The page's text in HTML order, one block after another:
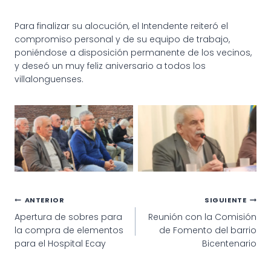
Para finalizar su alocución, el Intendente reiteró el
compromiso personal y de su equipo de trabajo,
poniéndose a disposición permanente de los vecinos,
y deseó un muy feliz aniversario a todos los
villalonguenses.
Navegación
de
entradas
ANTERIOR
Apertura de sobres para
la compra de elementos
para el Hospital Ecay
SIGUIENTE
Reunión con la Comisión
de Fomento del barrio
Bicentenario